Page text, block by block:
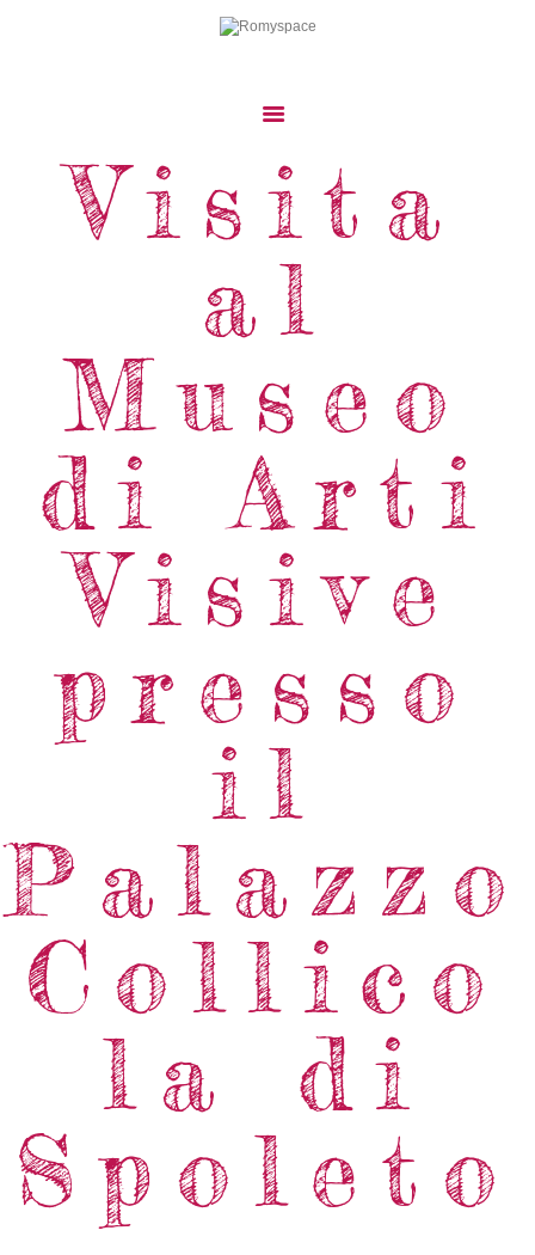
Visita
al
Museo
di Arti
Visive
presso
il
Palazzo
Collico
la di
Spoleto
Home
Storie Di Viaggio
Cibo Dal Mondo
Viaggia Con Noi
News & Tips
Chi Siamo
Contatti